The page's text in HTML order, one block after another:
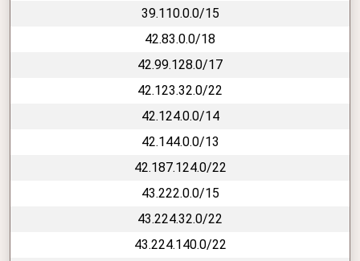
39.110.0.0/15
42.83.0.0/18
42.99.128.0/17
42.123.32.0/22
42.124.0.0/14
42.144.0.0/13
42.187.124.0/22
43.222.0.0/15
43.224.32.0/22
43.224.140.0/22